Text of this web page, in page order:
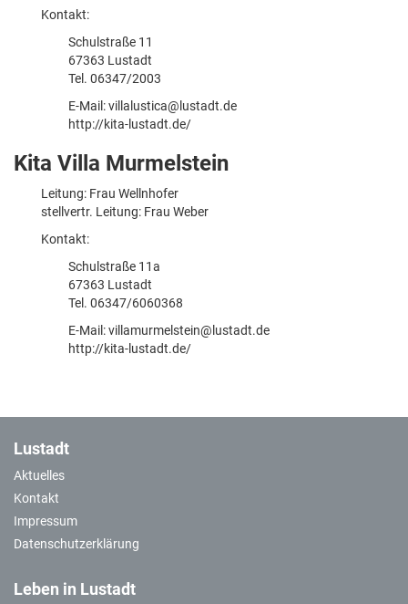
Kontakt:
Schulstraße 11
67363 Lustadt
Tel. 06347/2003
E-Mail:villalustica@lustadt.de
http://kita-lustadt.de/
Kita Villa Murmelstein
Leitung: Frau Wellnhofer
stellvertr. Leitung: Frau Weber
Kontakt:
Schulstraße 11a
67363 Lustadt
Tel. 06347/6060368
E-Mail: villamurmelstein@lustadt.de
http://kita-lustadt.de/
Lustadt
Aktuelles
Kontakt
Impressum
Datenschutzerklärung
Leben in Lustadt